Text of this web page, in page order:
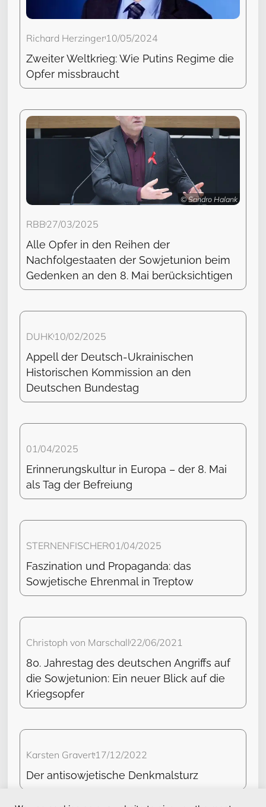
Richard Herzinger10/05/2024
Zweiter Weltkrieg: Wie Putins Regime die
Opfer missbraucht
© Sandro Halank
RBB27/03/2025
Alle Opfer in den Reihen der
Nachfolgestaaten der Sowjetunion beim
Gedenken an den 8. Mai berücksichtigen
DUHK10/02/2025
Appell der Deutsch-Ukrainischen
Historischen Kommission an den
Deutschen Bundestag
01/04/2025
Erinnerungskultur in Europa – der 8. Mai
als Tag der Befreiung
STERNENFISCHER01/04/2025
Faszination und Propaganda: das
Sowjetische Ehrenmal in Treptow
Christoph von Marschall22/06/2021
80. Jahrestag des deutschen Angriffs auf
die Sowjetunion: Ein neuer Blick auf die
Kriegsopfer
Karsten Gravert17/12/2022
Der antisowjetische Denkmalsturz